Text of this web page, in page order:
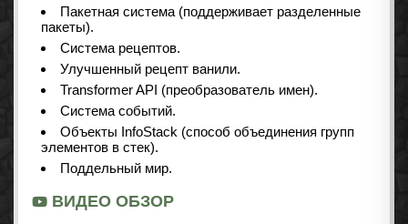
Пакетная система (поддерживает разделенные
пакеты).
Система рецептов.
Улучшенный рецепт ванили.
Transformer API (преобразователь имен).
Система событий.
Объекты InfoStack (способ объединения групп
элементов в стек).
Поддельный мир.
ВИДЕО ОБЗОР